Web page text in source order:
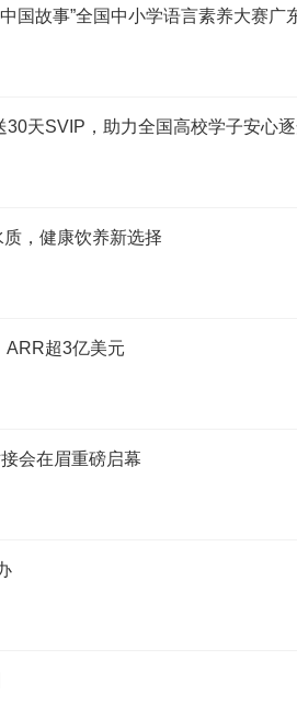
故事”全国中小学语言素养大赛广
天SVIP，助力全国高校学子安心逐
，健康饮养新选择
ARR超3亿美元
会在眉重磅启幕